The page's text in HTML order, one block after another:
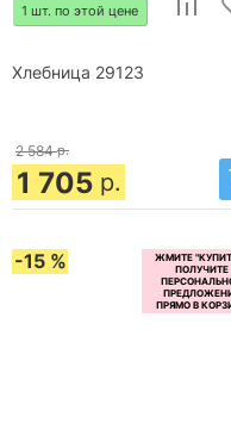
1 шт. по этой цене
Хлебница 29123
2 584 р.
1 705 р.
-15 %